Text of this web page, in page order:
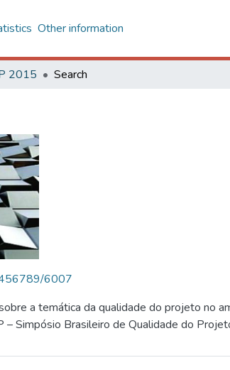
Other information
2015 Search
6007
a temática da qualidade do projeto no
Simpósio Brasileiro de Qualidade do